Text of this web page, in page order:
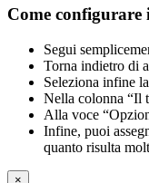
Come
Segui
Torna indietro di
Seleziona infine
Nella colonna “Il
Alla voce
Infine, puoi
quanto risulta
×